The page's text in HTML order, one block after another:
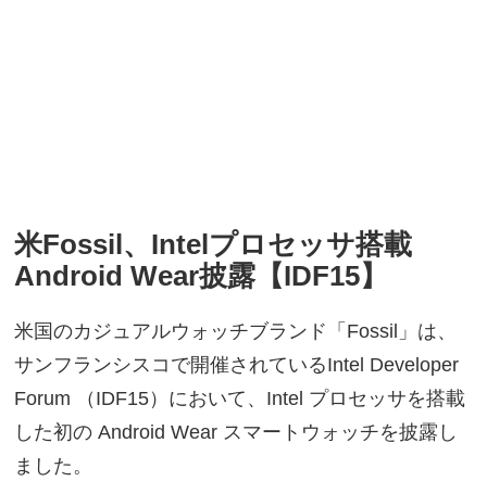
米Fossil、Intelプロセッサ搭載
Android Wear披露【IDF15】
米国のカジュアルウォッチブランド「Fossil」は、
サンフランシスコで開催されているIntel Developer
Forum （IDF15）において、Intel プロセッサを搭載
した初の Android Wear スマートウォッチを披露し
ました。